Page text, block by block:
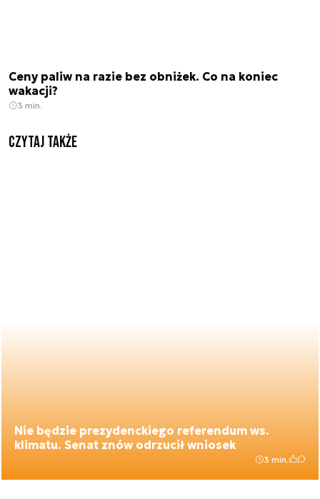
Ceny paliw na razie bez obniżek. Co na koniec
wakacji?
3 min.
Czytaj także
Nie będzie prezydenckiego referendum ws.
klimatu. Senat znów odrzucił wniosek
3 min.